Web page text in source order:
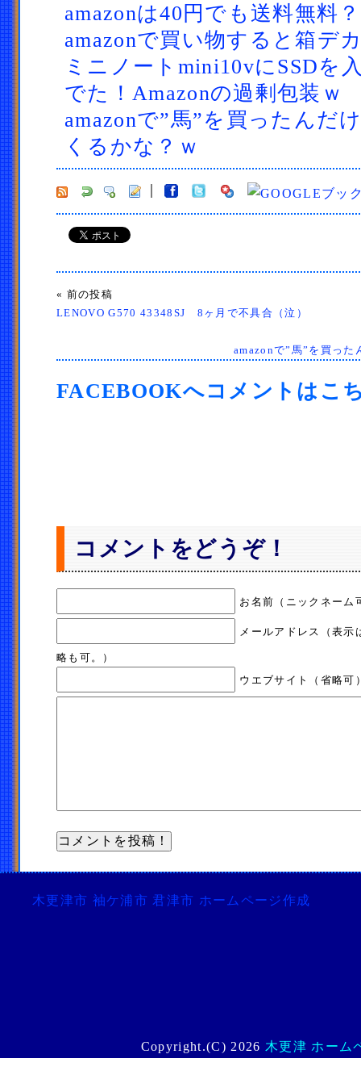
amazonは40円でも送料無料
amazonで買い物すると箱デ
ミニノートmini10vにSSDを
でた！Amazonの過剰包装ｗ
amazonで”馬”を買ったんだ
くるかな？ｗ
« 前の投稿
LENOVO G570 43348SJ 8ヶ月で不具合（泣）
amazonで”馬”を買った
FACEBOOKへコメントはこ
コメントをどうぞ！
お名前（ニックネーム
メールアドレス（表示
略も可。）
ウエブサイト（省略可
木更津市 袖ケ浦市 君津市 ホームページ作成
Copyright.(C) 2026 木更津 ホーム